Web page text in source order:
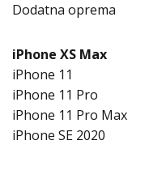
Dodatna oprema
iPhone XS Max
iPhone 11
iPhone 11 Pro
iPhone 11 Pro Max
iPhone SE 2020